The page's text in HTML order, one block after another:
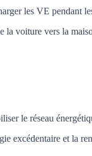
les VE pendant
la voiture vers la
le réseau
excédentaire et la